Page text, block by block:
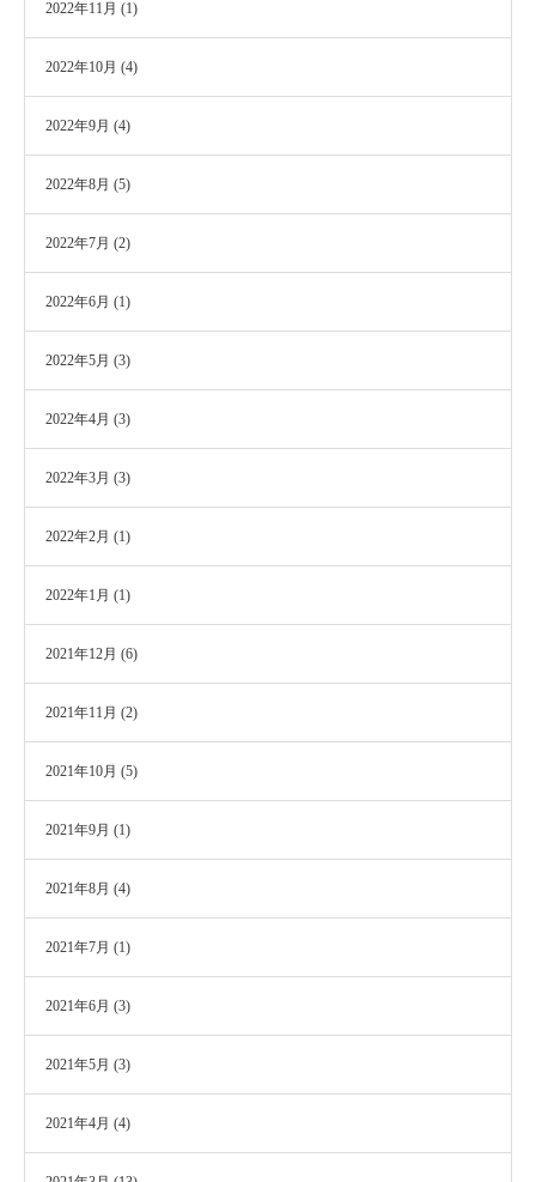
2022年11月 (1)
2022年10月 (4)
2022年9月 (4)
2022年8月 (5)
2022年7月 (2)
2022年6月 (1)
2022年5月 (3)
2022年4月 (3)
2022年3月 (3)
2022年2月 (1)
2022年1月 (1)
2021年12月 (6)
2021年11月 (2)
2021年10月 (5)
2021年9月 (1)
2021年8月 (4)
2021年7月 (1)
2021年6月 (3)
2021年5月 (3)
2021年4月 (4)